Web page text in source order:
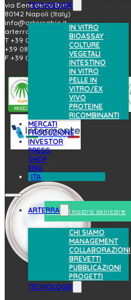
TECNOLOGIE
IN VITRO
BIOASSAY
COLTURE
VEGETALI
INTESTINO
IN VITRO
PELLE IN
VITRO/EX
VIVO
PROTEINE
RICOMBINANTI
MERCATI
PRODUZIONE
INVESTOR
PRESS
SHOP
ENG
ITA
ARTERRA
CHI SIAMO
MANAGEMENT
COLLABORAZIONI
BREVETTI
PUBBLICAZIONI
PROGETTI
TECNOLOGIE
via Benedetto Brin, 69
80142 Napoli (Italy)
info@arterrabio.it
arterra@pec.it
T +39 081.6584411
+39 081.6584396
F +39 081.2144864
prova il nostro skincare